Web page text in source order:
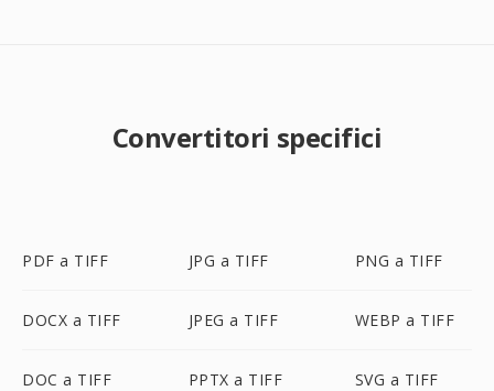
Convertitori specifici
PDF a TIFF JPG a TIFF PNG a TIFF
DOCX a TIFF JPEG a TIFF WEBP a TIFF
DOC a TIFF PPTX a TIFF SVG a TIFF